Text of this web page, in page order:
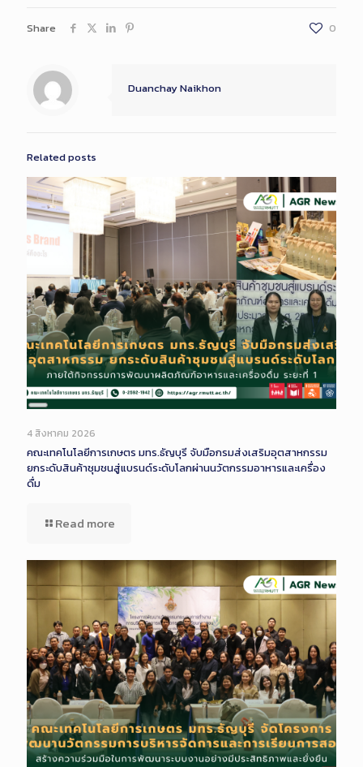
Share 0
Duanchay Naikhon
Related posts
Long
Description
4 สิงหาคม 2026
คณะเทคโนโลยีการเกษตร มทร.ธัญบุรี จับมือกรมส่งเสริมอุตสาหกรรม
ยกระดับสินค้าชุมชนสู่แบรนด์ระดับโลกผ่านนวัตกรรมอาหารและเครื่อง
ดื่ม
Read more